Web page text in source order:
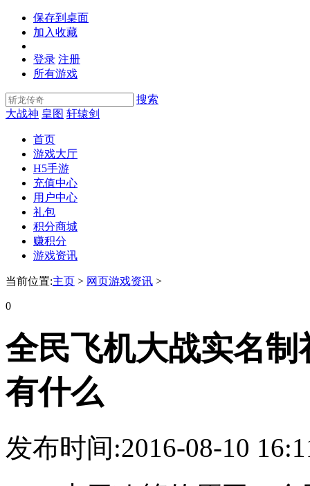
保存到桌面
加入收藏
登录 注册
所有游戏
搜索
大战神 皇图 轩辕剑
首页
游戏大厅
H5手游
充值中心
用户中心
礼包
积分商城
赚积分
游戏资讯
当前位置:主页 > 网页游戏资讯 >
0
全民飞机大战实名
有什么
发布时间:2016-08-10